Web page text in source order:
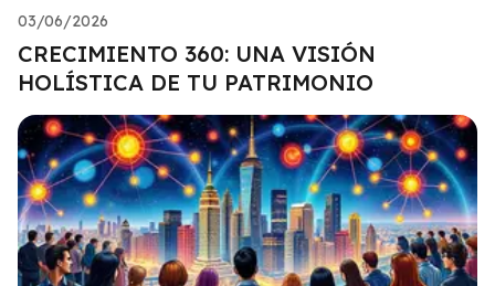
03/06/2026
CRECIMIENTO 360: UNA VISIÓN
HOLÍSTICA DE TU PATRIMONIO